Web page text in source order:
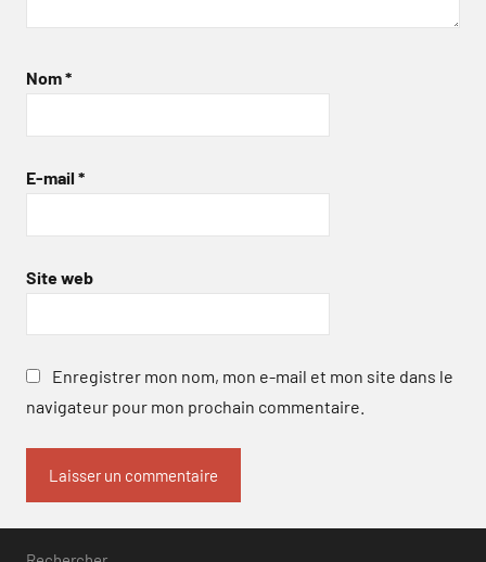
Nom*
E-mail *
Site web
Enregistrer mon nom, mon e-mail et mon site dans le
navigateur pour mon prochain commentaire.